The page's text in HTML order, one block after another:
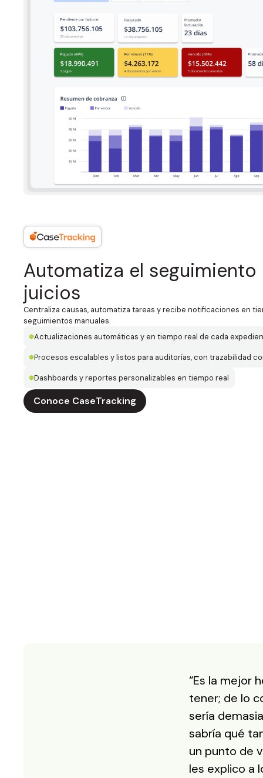
Automatiza el seguimiento
juicios
Centraliza causas, automatiza tareas y recibe notificaciones en
seguimientos manuales.
Actualizaciones automáticas y en tiempo real de cada
Procesos escalables y listos para auditorías, con trazabilidad
Dashboards y reportes personalizables en tiempo real
Conoce CaseTracking
“Es la mejor
tener; de lo
sería
sabría qué
un punto de
les explico a